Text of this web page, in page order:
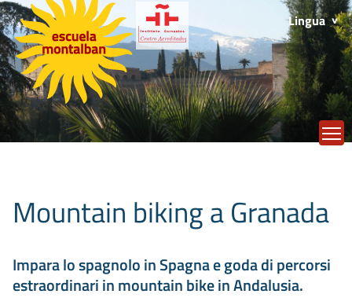
Lingua
Mountain biking a Granada
Impara lo spagnolo in Spagna e goda di percorsi
estraordinari in mountain bike in Andalusia.